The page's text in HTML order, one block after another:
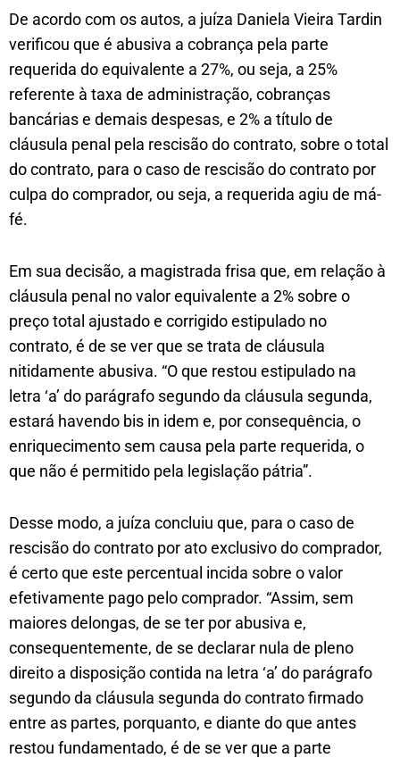
De acordo com os autos, a juíza Daniela Vieira Tardin
verificou que é abusiva a cobrança pela parte
requerida do equivalente a 27%, ou seja, a 25%
referente à taxa de administração, cobranças
bancárias e demais despesas, e 2% a título de
cláusula penal pela rescisão do contrato, sobre o total
do contrato, para o caso de rescisão do contrato por
culpa do comprador, ou seja, a requerida agiu de má-
fé.
Em sua decisão, a magistrada frisa que, em relação à
cláusula penal no valor equivalente a 2% sobre o
preço total ajustado e corrigido estipulado no
contrato, é de se ver que se trata de cláusula
nitidamente abusiva. “O que restou estipulado na
letra ‘a’ do parágrafo segundo da cláusula segunda,
estará havendo bis in idem e, por consequência, o
enriquecimento sem causa pela parte requerida, o
que não é permitido pela legislação pátria”.
Desse modo, a juíza concluiu que, para o caso de
rescisão do contrato por ato exclusivo do comprador,
é certo que este percentual incida sobre o valor
efetivamente pago pelo comprador. “Assim, sem
maiores delongas, de se ter por abusiva e,
consequentemente, de se declarar nula de pleno
direito a disposição contida na letra ‘a’ do parágrafo
segundo da cláusula segunda do contrato firmado
entre as partes, porquanto, e diante do que antes
restou fundamentado, é de se ver que a parte